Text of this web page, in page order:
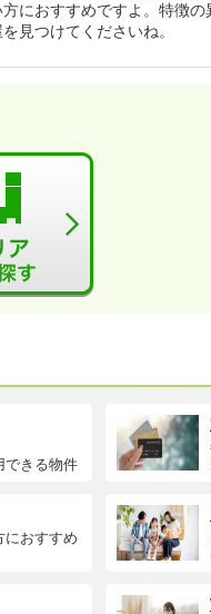
におすすめですよ。特徴の
見つけてくださいね。
できる物件
におすすめ